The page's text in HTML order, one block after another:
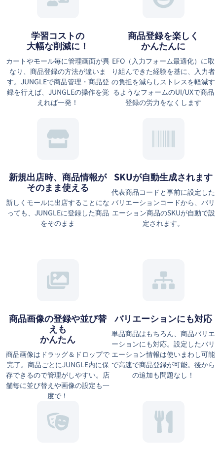
学習コストの
大幅な削減に！
カートやモール毎に管理画面が異
なり、商品登録の方法が違いま
す。JUNGLEで商品管理・商品登
録を行えば、JUNGLEの操作を覚
えれば一発！
商品登録を楽しく
かんたんに
EFO（⼊⼒フォーム最適化）に取
り組んできた経験を基に、⼊⼒者
の負担を減らしストレスを軽減す
るようなフォームのUI/UXで商品
登録の労力をなくします
新規出店時、商品情報が
そのまま使える
新しくモールに出店することにな
っても、JUNGLEに登録した商品
をそのまま
SKUが自動生成されます
代表商品コードと事前に設定した
バリエーションコードから、バリ
エーション商品のSKUが自動で設
定されます。
商品画像の登録や並び替
えも
かんたん
商品画像はドラッグ＆ドロップで
完了。商品ごとにJUNGLE内に保
存できるので管理がしやすい。店
舗毎に並び替えや画像の設定も一
度で！
バリエーションにも対応
単品商品はもちろん、商品バリエ
ーションにも対応。設定したバリ
エーション情報は使いまわし可能
で高速で商品登録が可能。後から
の追加も問題なし！